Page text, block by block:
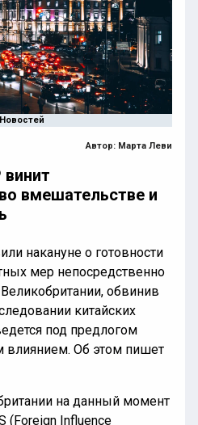
Автор: Марта Леви
вмешательстве и
накануне о готовности
мер непосредственно
обвинив
китайских
под предлогом
влиянием. Об этом пишет
на данный момент
(Foreign Influence